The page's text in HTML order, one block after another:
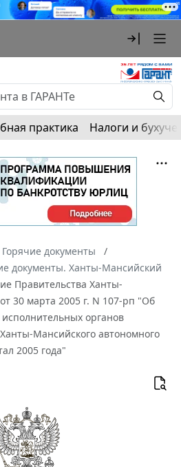
практика Налоги и
Горячие документы
документы. Ханты-Мансийский
Правительства Ханты-
30 марта 2005 г. N 107-рп "Об
органов
Мансийского автономного
2005 года"